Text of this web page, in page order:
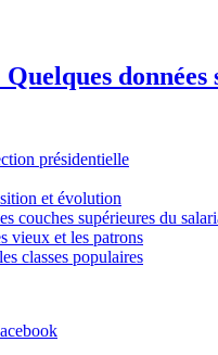
présidentielle
et évolution
couches supérieures du
vieux et les patrons
classes populaires